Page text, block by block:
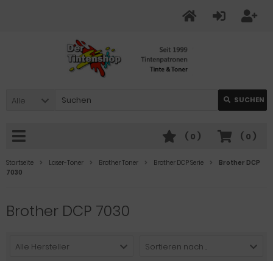
Alle SUCHEN
( 0 )
( 0 )
Startseite Laser-Toner Brother Toner Brother DCP Serie
Brother DCP
7030
Brother DCP 7030
Alle Hersteller Sortieren nach ...